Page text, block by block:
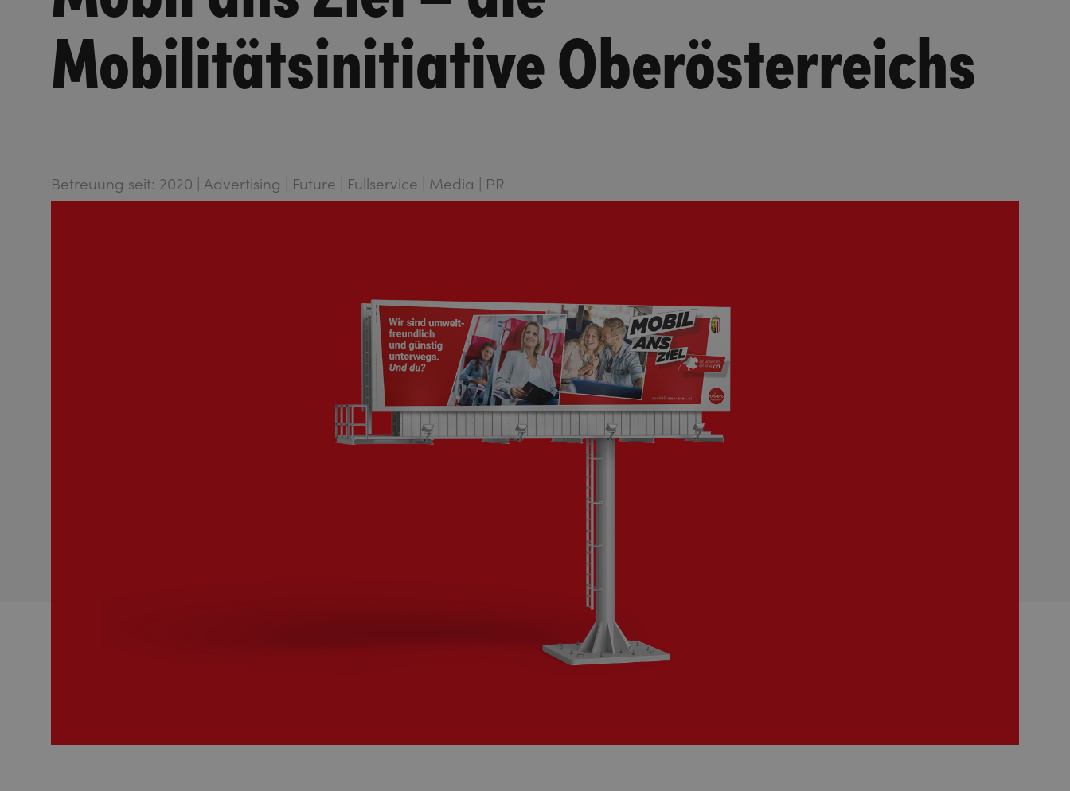
Mobilitätsinitiative Oberösterreichs
Betreuung seit: 2020 | Advertising | Future | Fullservice | Media | PR